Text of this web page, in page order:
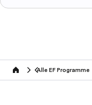
home Alle EF Programme